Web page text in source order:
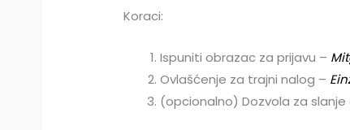
Koraci:
Ispuniti obrazac za prijavu –
Ovlašćenje za trajni nalog –
(opcionalno) Dozvola za